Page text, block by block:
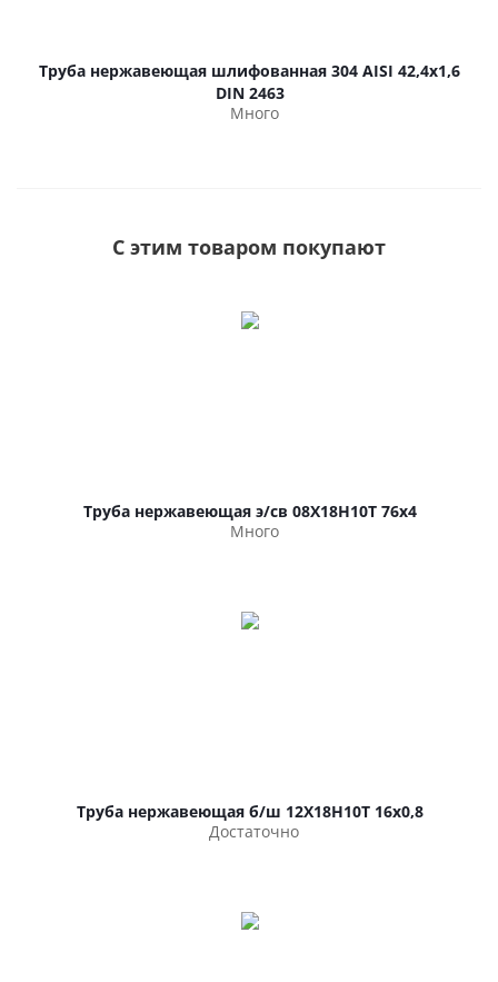
Труба нержавеющая шлифованная 304 AISI 42,4х1,6
DIN 2463
Много
С этим товаром покупают
Труба нержавеющая э/св 08Х18Н10Т 76х4
Много
Труба нержавеющая б/ш 12Х18Н10Т 16х0,8
Достаточно